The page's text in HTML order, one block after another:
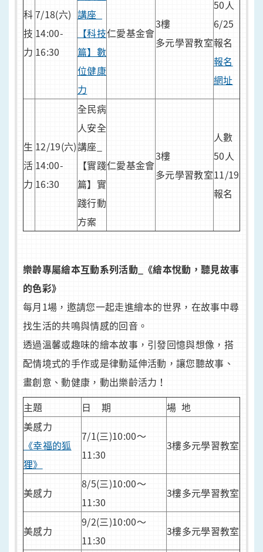
科
技
力
7/18(六)
14:00-
16:30
講座_
【科技
篇】數
位健康
力
仁愛基金會
3樓
多元學習教室
50人
6/25
報名
報名
網址
生
活
力
12/19(六)
14:00-
16:30
全民病
人安全
講座_
【實踐
篇】實
踐行動
方案
仁愛基金會
3樓
多元學習教室
人數
50人
11/19
報名
樂齡專屬繪本互動系列活動_《繪本悅動，聽見故事
的色彩》
每月1場，邀請您一起走進繪本的世界，在故事中尋
找生活的共鳴與情感的回音。
透過溫馨或趣味的繪本故事，引發回憶與想像，搭
配情境式的手作或是律動延伸活動，讓您聽故事、
畫創意、動健康，動出樂齡活力！
主題
日 期
場 地
美感力
《幸福的狐
狸》
7/1(三)10:00～
11:30
3樓多元學習教室
美感力
8/5(三)10:00～
11:30
3樓多元學習教室
美感力
9/2(三)10:00～
11:30
3樓多元學習教室